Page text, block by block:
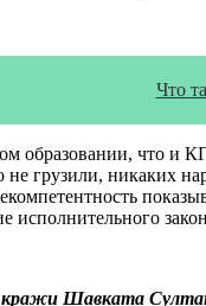
Что
образовании, что
не грузили, никаких
исполнительного
Шавката